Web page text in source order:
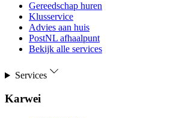
Gereedschap huren
Klusservice
Advies aan huis
PostNL afhaalpunt
Bekijk alle services
Services
Karwei